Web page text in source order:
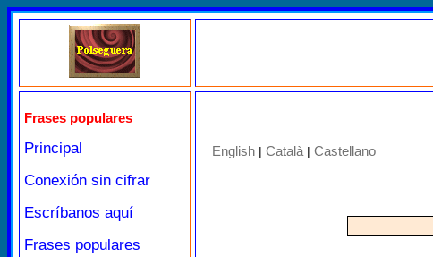
Frases populares
Principal
Conexión sin cifrar
Escríbanos aquí
Frases populares
English | Català| Castellano